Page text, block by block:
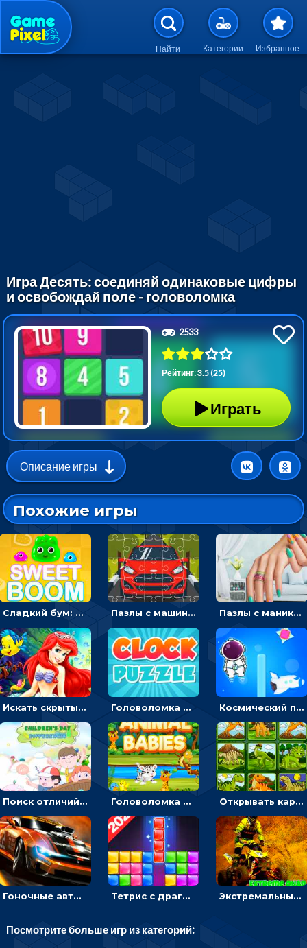
Перейти к основному
Найти Категории Избранное
Игра Десять: соединяй одинаковые цифры
и освобождай поле - головоломка
2533
Рейтинг: 3.5 (25)
Играть
Описание игры
Похожие игры
Сладкий бум: тапнуть, чтобы взорвать желейки - головоломка Пазлы с машинами Форд: собирать картинки и открывать новые Пазлы с маникюром: собери идеальный рисунок для ногтей
Искать скрытый алфавит на картинках с мультяшными героями - головоломка для детей Головоломка с часами для детей: читать время по циферблату Космический побег: двигать космонавта, чтобы попасть к кораблю
Поиск отличий на картинках с детьми - головоломка Головоломка Звери-малыши: открывай карточки по очереди, чтобы найти одинаковые Открывать картинки с динозаврами и складывать в пары по памяти - головоломка
Гоночные авто в пазлах: разбей картинку и собери снова Тетрис с драгоценными камнями: расставляй блоки, чтобы получить линию - головоломка Экстремальные пазлы с квадроциклами: собирать крутые тачки
Посмотрите больше игр из категорий: